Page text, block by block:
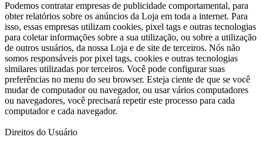
Podemos contratar empresas de publicidade comportamental, para
obter relatórios sobre os anúncios da Loja em toda a internet. Para
isso, essas empresas utilizam cookies, pixel tags e outras tecnologias
para coletar informações sobre a sua utilização, ou sobre a utilização
de outros usuários, da nossa Loja e de site de terceiros. Nós não
somos responsáveis por pixel tags, cookies e outras tecnologias
similares utilizadas por terceiros. Você pode configurar suas
preferências no menu do seu browser. Esteja ciente de que se você
mudar de computador ou navegador, ou usar vários computadores
ou navegadores, você precisará repetir este processo para cada
computador e cada navegador.
Direitos do Usuário